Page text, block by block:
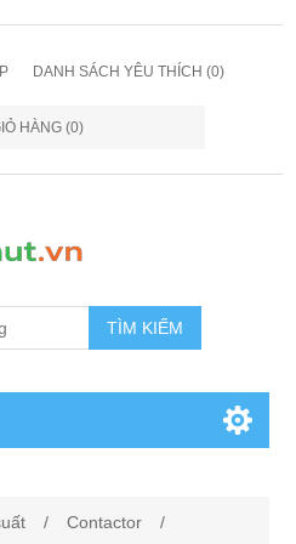
DANH SÁCH YÊU THÍCH (0)
HÀNG (0)
TÌM KIẾM
/ Contactor
/